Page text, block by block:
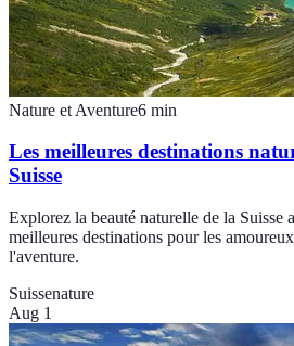
Nature et Aventure6 min
Les meilleures destinations
Suisse
Explorez la beauté naturelle de la Suisse
meilleures destinations pour les
l'aventure.
Suissenature
Aug 1